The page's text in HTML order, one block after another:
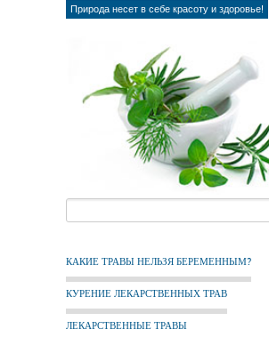
Природа несет в себе красоту и здоровье!
КАКИЕ ТРАВЫ НЕЛЬЗЯ БЕРЕМЕННЫМ?
КУРЕНИЕ ЛЕКАРСТВЕННЫХ ТРАВ
ЛЕКАРСТВЕННЫЕ ТРАВЫ